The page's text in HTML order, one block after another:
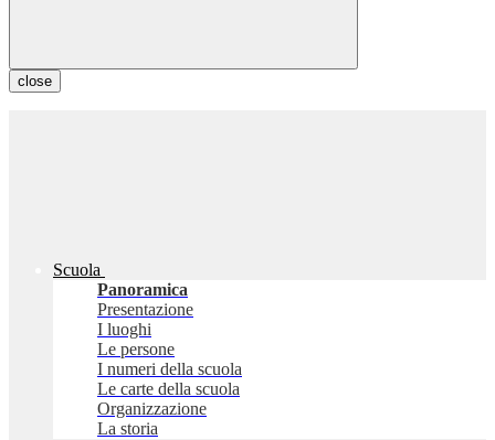
close
Scuola
Panoramica
Presentazione
I luoghi
Le persone
I numeri della scuola
Le carte della scuola
Organizzazione
La storia